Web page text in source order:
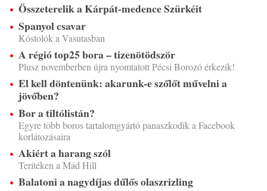
Összeterelik a Kárpát-medence Szürkéit
Spanyol csavar
Kóstolók a Vasutasban
A régió top25 bora – tizenötödször
Plusz novemberben újra nyomtatott Pécsi Borozó érkezik!
El kell döntenünk: akarunk-e szőlőt művelni a
jövőben?
Bor a tiltólistán?
Egyre több boros tartalomgyártó panaszkodik a Facebook
korlátozásaira
Akiért a harang szól
Terítéken a Mád Hill
Balatoni a nagydíjas dűlős olaszrizling